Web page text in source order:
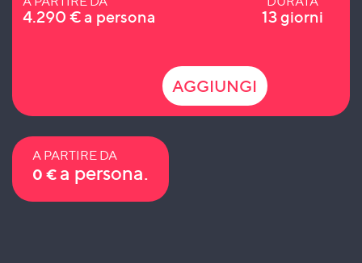
4.290 €a persona 13 giorni
AGGIUNGI
A PARTIRE DA
0 € a persona.